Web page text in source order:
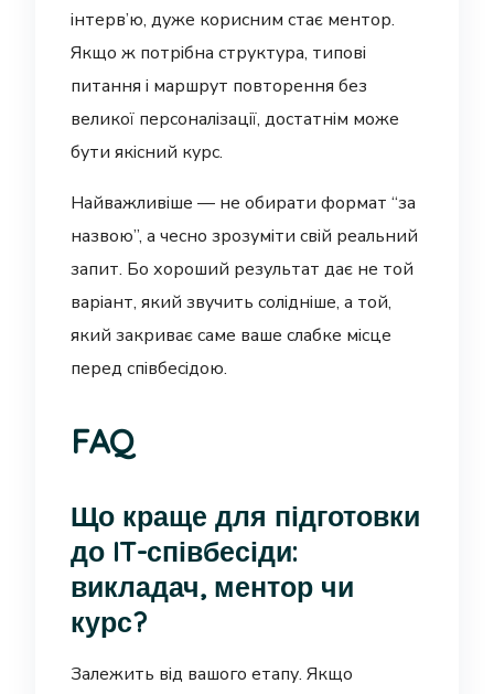
інтерв’ю, дуже корисним стає ментор.
Якщо ж потрібна структура, типові
питання і маршрут повторення без
великої персоналізації, достатнім може
бути якісний курс.
Найважливіше — не обирати формат “за
назвою”, а чесно зрозуміти свій реальний
запит. Бо хороший результат дає не той
варіант, який звучить солідніше, а той,
який закриває саме ваше слабке місце
перед співбесідою.
FAQ
Що краще для підготовки
до IT-співбесіди:
викладач, ментор чи
курс?
Залежить від вашого етапу. Якщо